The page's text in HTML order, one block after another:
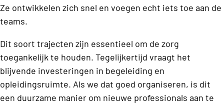
Ze ontwikkelen zich snel en voegen echt iets toe aan de
teams.
Dit soort trajecten zijn essentieel om de zorg
toegankelijk te houden. Tegelijkertijd vraagt het
blijvende investeringen in begeleiding en
opleidingsruimte. Als we dat goed organiseren, is dit
een duurzame manier om nieuwe professionals aan te